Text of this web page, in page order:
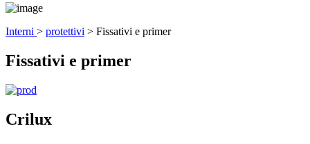
Interni > protettivi > Fissativi e primer
Fissativi e primer
Crilux